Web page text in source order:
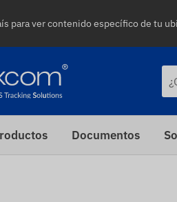
para ver contenido específico de tu
Documentos